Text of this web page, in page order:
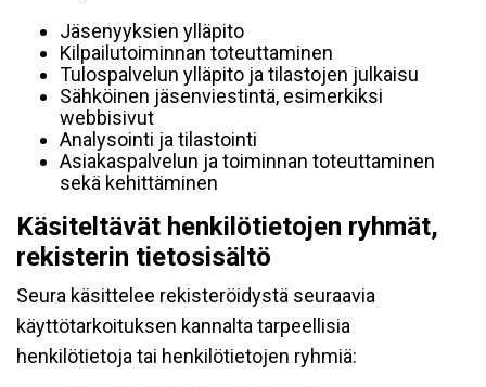
Jäsenyyksien ylläpito
Kilpailutoiminnan toteuttaminen
Tulospalvelun ylläpito ja tilastojen julkaisu
Sähköinen jäsenviestintä, esimerkiksi
webbisivut
Analysointi ja tilastointi
Asiakaspalvelun ja toiminnan toteuttaminen
sekä kehittäminen
Käsiteltävät henkilötietojen ryhmät,
rekisterin tietosisältö
Seura käsittelee rekisteröidystä seuraavia
käyttötarkoituksen kannalta tarpeellisia
henkilötietoja tai henkilötietojen ryhmiä: